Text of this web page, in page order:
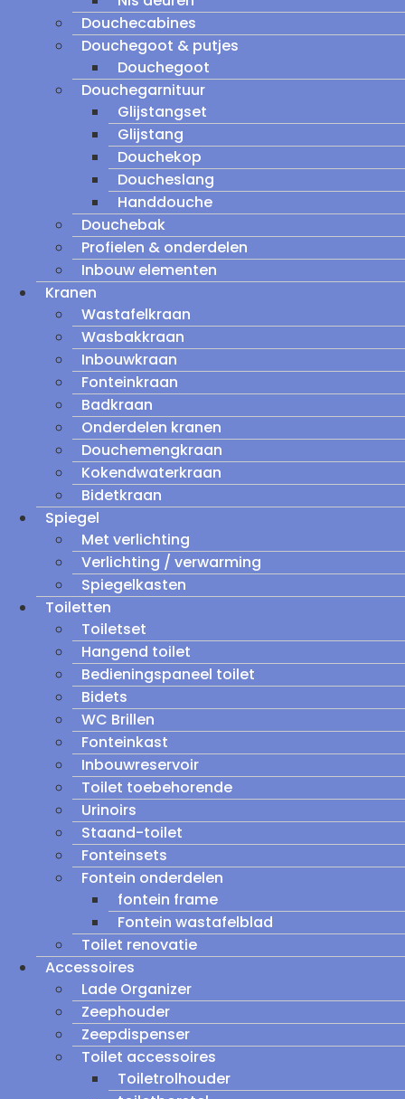
Douchecabines
Douchegoot & putjes
Douchegoot
Douchegarnituur
Glijstangset
Glijstang
Douchekop
Doucheslang
Handdouche
Douchebak
Profielen & onderdelen
Inbouw elementen
Kranen
Wastafelkraan
Wasbakkraan
Inbouwkraan
Fonteinkraan
Badkraan
Onderdelen kranen
Douchemengkraan
Kokendwaterkraan
Bidetkraan
Spiegel
Met verlichting
Verlichting / verwarming
Spiegelkasten
Toiletten
Toiletset
Hangend toilet
Bedieningspaneel toilet
Bidets
WC Brillen
Fonteinkast
Inbouwreservoir
Toilet toebehorende
Urinoirs
Staand-toilet
Fonteinsets
Fontein onderdelen
fontein frame
Fontein wastafelblad
Toilet renovatie
Accessoires
Lade Organizer
Zeephouder
Zeepdispenser
Toilet accessoires
Toiletrolhouder